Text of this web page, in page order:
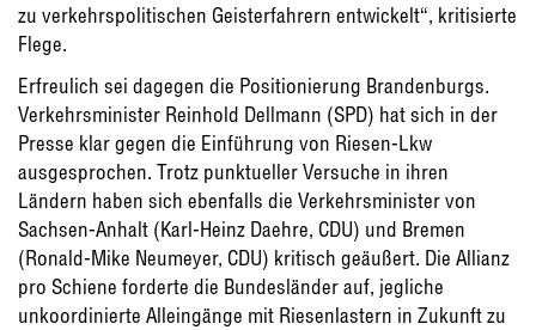
zu verkehrspolitischen Geisterfahrern entwickelt“, kritisierte
Flege.
Erfreulich sei dagegen die Positionierung Brandenburgs.
Verkehrsminister Reinhold Dellmann (SPD) hat sich in der
Presse klar gegen die Einführung von Riesen-Lkw
ausgesprochen. Trotz punktueller Versuche in ihren
Ländern haben sich ebenfalls die Verkehrsminister von
Sachsen-Anhalt (Karl-Heinz Daehre, CDU) und Bremen
(Ronald-Mike Neumeyer, CDU) kritisch geäußert. Die Allianz
pro Schiene forderte die Bundesländer auf, jegliche
unkoordinierte Alleingänge mit Riesenlastern in Zukunft zu